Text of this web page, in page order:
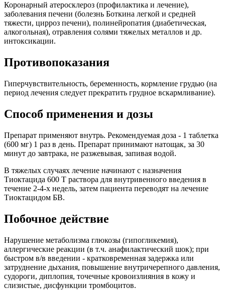
Коронарный атеросклероз (профилактика и лечение),
заболевания печени (болезнь Боткина легкой и средней
тяжести, цирроз печени), полинейропатия (диабетическая,
алкогольная), отравления солями тяжелых металлов и др.
интоксикации.
Противопоказания
Гиперчувствительность, беременность, кормление грудью (на
период лечения следует прекратить грудное вскармливание).
Способ применения и дозы
Препарат применяют внутрь. Рекомендуемая доза - 1 таблетка
(600 мг) 1 раз в день. Препарат принимают натощак, за 30
минут до завтрака, не разжевывая, запивая водой.
В тяжелых случаях лечение начинают с назначения
Тиоктацида 600 Т раствора для внутривенного введения в
течение 2-4-х недель, затем пациента переводят на лечение
Тиоктацидом БВ.
Побочное действие
Нарушение метаболизма глюкозы (гипогликемия),
аллергические реакции (в т.ч. анафилактический шок); при
быстром в/в введении - кратковременная задержка или
затруднение дыхания, повышение внутричерепного давления,
судороги, диплопия, точечные кровоизлияния в кожу и
слизистые, дисфункции тромбоцитов.